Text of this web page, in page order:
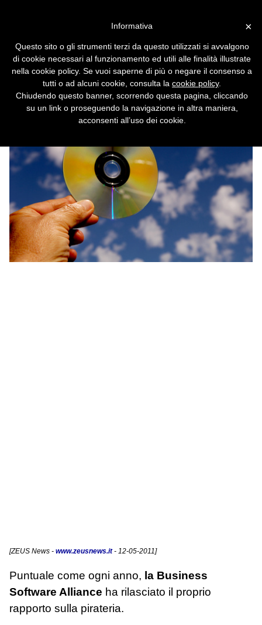
500.000 posti di lavoro
Nel 2010 la pirateria è cresciuta del 14%. Ma
forse la colpa non è solo dei pirati.
[ZEUS News - www.zeusnews.it- 12-05-2011]
Puntuale come ogni anno, la Business
Software Alliance ha rilasciato il proprio
rapporto sulla pirateria.
×
Informativa
Questo sito o gli strumenti terzi da questo utilizzati si avvalgono
di cookie necessari al funzionamento ed utili alle finalità illustrate
nella cookie policy. Se vuoi saperne di più o negare il consenso a
tutti o ad alcuni cookie, consulta la cookie policy.
Chiudendo questo banner, scorrendo questa pagina, cliccando
su un link o proseguendo la navigazione in altra maniera,
acconsenti all’uso dei cookie.